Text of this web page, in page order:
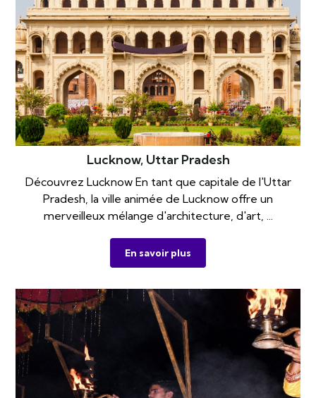
Lucknow, Uttar Pradesh
Découvrez Lucknow En tant que capitale de l'Uttar
Pradesh, la ville animée de Lucknow offre un
merveilleux mélange d'architecture, d'art, ...
En savoir plus